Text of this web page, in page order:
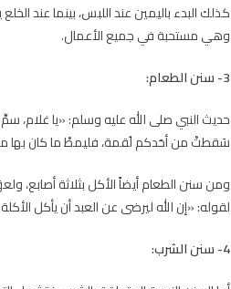
كذلك البدء باليمين عند اللبس، بينما عند
وهي مستحبة في جميع الأعمال.
3- سنن الطعام:
حديث النبي صلى الله عليه وسلم: «يا غلام،
سَقطتْ من أحَدكم لُقمة، فليمطْ ما كان بها
ومن سنن الطعام أيضاً الأكل بثلاثة أصابع،
لقوله: «إن الله ليرضى عن العبد أن يأكل
4- سنن الشرب: